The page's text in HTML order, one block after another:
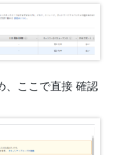
、ここで直接 確認